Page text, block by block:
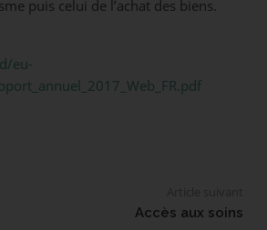
puis celui de l’achat des biens.
eu-
Accès aux soins